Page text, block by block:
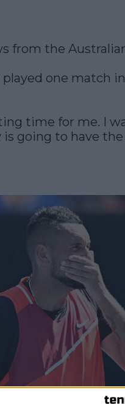
from the
one match
time for me. I
is going to have